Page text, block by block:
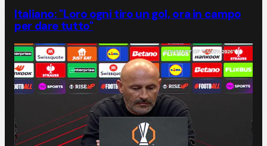
Italiano: "Loro ogni tiro un gol, ora in campo
per dare tutto"